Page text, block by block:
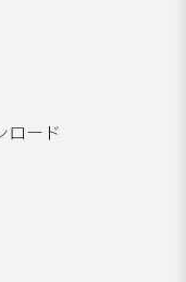
ロード